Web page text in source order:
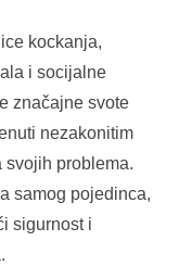
kockanja,
i socijalne
značajne svote
nezakonitim
svojih problema.
samog pojedinca,
sigurnost i